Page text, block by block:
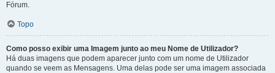
Fórum.
Topo
Como posso exibir uma Imagem junto ao meu Nome de Utilizador?
Há duas imagens que podem aparecer junto com um nome de Utilizador
quando se veem as Mensagens. Uma delas pode ser uma imagem associada